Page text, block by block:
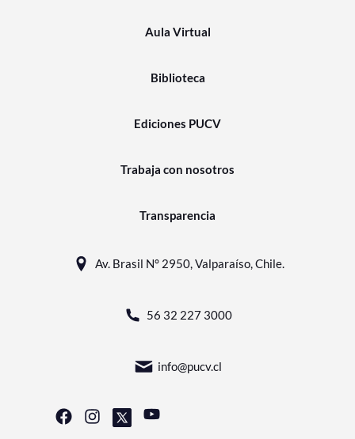
Aula Virtual
Biblioteca
Ediciones PUCV
Trabaja con nosotros
Transparencia
Av. Brasil N° 2950, Valparaíso, Chile.
56 32 227 3000
info@pucv.cl